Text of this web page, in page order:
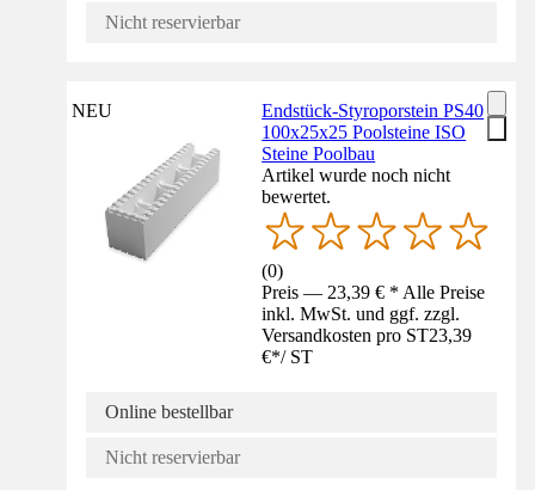
Nicht reservierbar
NEU
Endstück-Styroporstein PS40
100x25x25 Poolsteine ISO
Steine Poolbau
Artikel wurde noch nicht
bewertet.
(0)
Preis — 23,39 € * Alle Preise
inkl. MwSt. und ggf. zzgl.
Versandkosten pro ST23,39
€*/ ST
Online bestellbar
Nicht reservierbar